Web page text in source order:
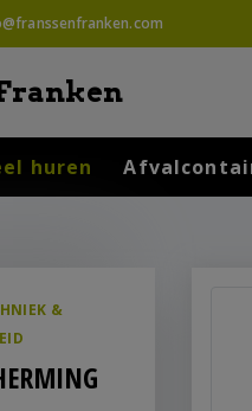
huren
&